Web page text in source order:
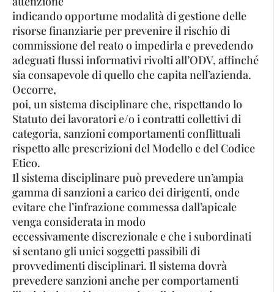
indicando opportune modalità di gestione delle
risorse finanziarie per prevenire il rischio di
commissione del reato o impedirla e prevedendo
adeguati flussi informativi rivolti all’ODV, affinché
sia consapevole di quello che capita nell’azienda.
Occorre,
poi, un sistema disciplinare che, rispettando lo
Statuto dei lavoratori e/o i contratti collettivi di
categoria, sanzioni comportamenti conflittuali
rispetto alle prescrizioni del Modello e del Codice
Etico.
Il sistema disciplinare può prevedere un’ampia
gamma di sanzioni a carico dei dirigenti, onde
evitare che l’infrazione commessa dall’apicale
venga considerata in modo
eccessivamente discrezionale e che i subordinati
si sentano gli unici soggetti passibili di
provvedimenti disciplinari. Il sistema dovrà
prevedere sanzioni anche per comportamenti